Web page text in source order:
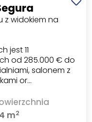
z widokiem na
jest 11
od 285.000 € do
salonem z
or…
m2